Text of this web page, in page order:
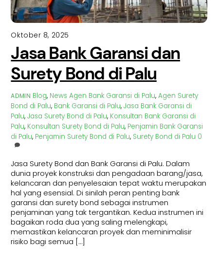
Oktober 8, 2025
Jasa Bank Garansi dan
Surety Bond di Palu
ADMIN Blog, News Agen Bank Garansi di Palu,Agen Surety
Bond di Palu, Bank Garansi di Palu,Jasa Bank Garansi di
Palu,Jasa Surety Bond di Palu, Konsultan Bank Garansi di
Palu, Konsultan Surety Bond di Palu, Penjamin Bank Garansi
di Palu, Penjamin Surety Bond di Palu, Surety Bond di Palu 0
Jasa Surety Bond dan Bank Garansi di Palu. Dalam
dunia proyek konstruksi dan pengadaan barang/jasa,
kelancaran dan penyelesaian tepat waktu merupakan
hal yang esensial. Di sinilah peran penting bank
garansi dan surety bond sebagai instrumen
penjaminan yang tak tergantikan. Kedua instrumen ini
bagaikan roda dua yang saling melengkapi,
memastikan kelancaran proyek dan meminimalisir
risiko bagi semua […]